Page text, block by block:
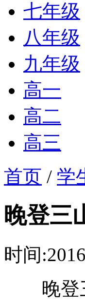
七年级
八年级
九年级
高一
高二
高三
首页 / 学
晚登三
时间
晚登三